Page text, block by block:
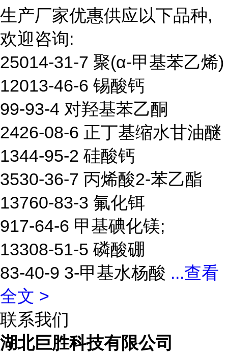
生产厂家优惠供应以下品种,
欢迎咨询:
25014-31-7 聚(α-甲基苯乙烯)
12013-46-6 锡酸钙
99-93-4 对羟基苯乙酮
2426-08-6 正丁基缩水甘油醚
1344-95-2 硅酸钙
3530-36-7 丙烯酸2-苯乙酯
13760-83-3 氟化铒
917-64-6 甲基碘化镁;
13308-51-5 磷酸硼
83-40-9 3-甲基水杨酸 ...查看
全文 >
联系我们
湖北巨胜科技有限公司